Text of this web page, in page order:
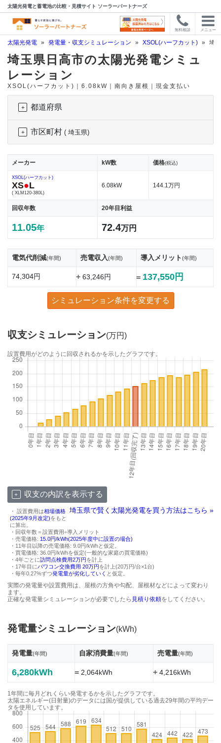
太陽光発電と蓄電池の比較・見積サイト ソーラーパートナーズ
無料相談 メニュー
太陽光発電 » 発電量・収支シミュレーション » XSOL(ハーフカット) » 埼
埼玉県日高市の太陽光発電シミュ
レーション
XSOL(ハーフカット)｜6.08kW｜南向き屋根｜現金支払い
都道府県
市区町村 ( 埼玉県)
メーカー kW数 価格(税込)
XSOL(ハーフカット)
XS●L
( XLM120-380L)
6.08kW 144.1万円
回収年数 20年目利益
11.05年 72.4万円
電気代削減(年間) 売電収入(年間) 導入メリット(年間)
74,304円 +63,246円 = 137,550円
シミュレーション条件を変更する
収支シミュレーション(万円)
設置費用がどのように回収されるかを示したグラフです。
収支の内訳を表示する
埼玉県で賢く太陽光発電を買う方法はこちら »
・ 設置費用は相場価格
(2025年9月改定)をもと
に算出。
・回収年数＝設置費用÷導入メリット
・売電価格: 15.0円/kWh(2025年度中に設置の場合)
・11年目以降の売電価格: 9.0円/kWhと仮定。
・買電価格: 36.0円/kWhを仮定(一般的な家庭の買電価格)
・4年ごとに訪問点検費用2万円を計上
・17年目にパワコン交換費用 20万円を計上(20万円/台×1台)
・毎年0.27%ずつ発電量が劣化していく と仮定。
実際の発電量や設置費用は、屋根の方角や勾配、屋根材などによって変わり
ます。
正確な発電量シミュレーションが必要でしたら 見積り依頼をしてください。
発電量シミュレーション(kWh)
発電量(年間) 自家消費量(年間) 売電量(年間)
6,280kWh =2,064kWh +4,216kWh
1年間に毎月どれくらい発電するかを示したグラフです。
太陽エネルギー(日射量)のデータには国が提供している過去29年間の平均デー
タを使用しています。